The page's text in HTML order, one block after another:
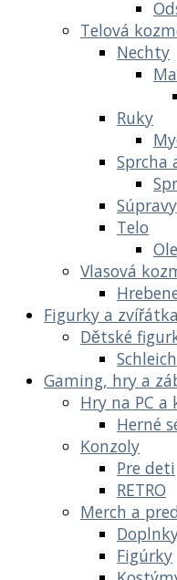
Telová
Nechty
Ruky
Sprcha
Súpravy
Telo
Vlasová
Figurky a zvířátka
Dětské
Schleich
Gaming, hry a
Hry na PC a
Herné
Konzoly
Pre deti
RETRO
Merch a
Figúrky